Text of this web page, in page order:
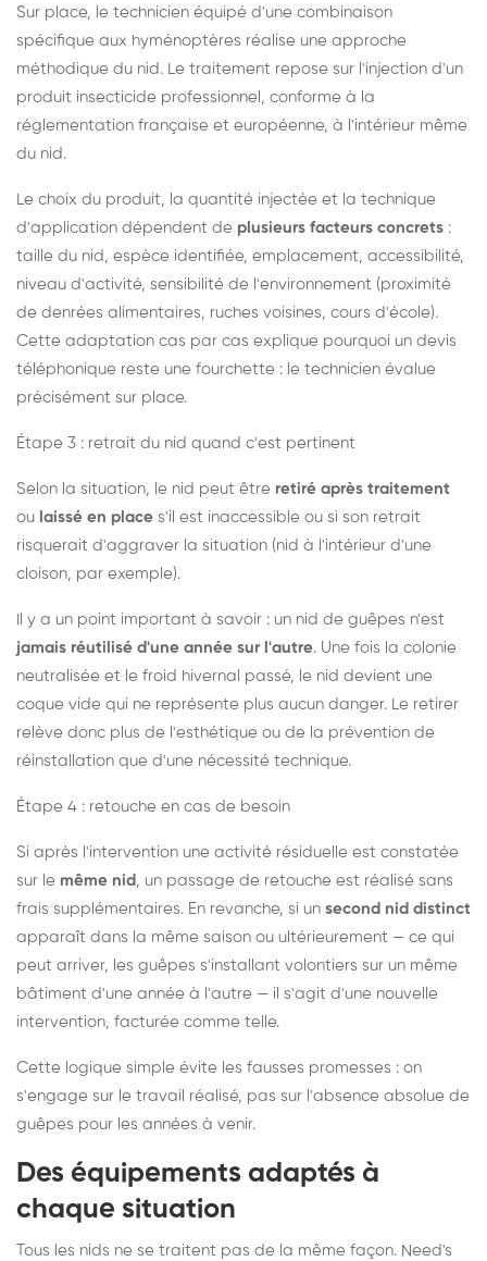
Sur place, le technicien équipé d'une combinaison
spécifique aux hyménoptères réalise une approche
méthodique du nid. Le traitement repose sur l'injection d'un
produit insecticide professionnel, conforme à la
réglementation française et européenne, à l'intérieur même
du nid.
Le choix du produit, la quantité injectée et la technique
d'application dépendent de plusieurs facteurs concrets :
taille du nid, espèce identifiée, emplacement, accessibilité,
niveau d'activité, sensibilité de l'environnement (proximité
de denrées alimentaires, ruches voisines, cours d'école).
Cette adaptation cas par cas explique pourquoi un devis
téléphonique reste une fourchette : le technicien évalue
précisément sur place.
Étape 3 : retrait du nid quand c'est pertinent
Selon la situation, le nid peut être retiré après traitement
ou laissé en place s'il est inaccessible ou si son retrait
risquerait d'aggraver la situation (nid à l'intérieur d'une
cloison, par exemple).
Il y a un point important à savoir : un nid de guêpes n'est
jamais réutilisé d'une année sur l'autre. Une fois la colonie
neutralisée et le froid hivernal passé, le nid devient une
coque vide qui ne représente plus aucun danger. Le retirer
relève donc plus de l'esthétique ou de la prévention de
réinstallation que d'une nécessité technique.
Étape 4 : retouche en cas de besoin
Si après l'intervention une activité résiduelle est constatée
sur le même nid , un passage de retouche est réalisé sans
frais supplémentaires. En revanche, si un second nid distinct
apparaît dans la même saison ou ultérieurement — ce qui
peut arriver, les guêpes s'installant volontiers sur un même
bâtiment d'une année à l'autre — il s'agit d'une nouvelle
intervention, facturée comme telle.
Cette logique simple évite les fausses promesses : on
s'engage sur le travail réalisé, pas sur l'absence absolue de
guêpes pour les années à venir.
Des équipements adaptés à
chaque situation
Tous les nids ne se traitent pas de la même façon. Need's